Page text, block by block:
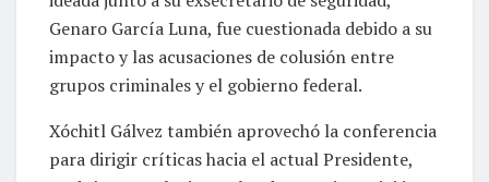
Genaro García Luna, fue cuestionada debido a su
impacto y las acusaciones de colusión entre
grupos criminales y el gobierno federal.
Xóchitl Gálvez también aprovechó la conferencia
para dirigir críticas hacia el actual Presidente,